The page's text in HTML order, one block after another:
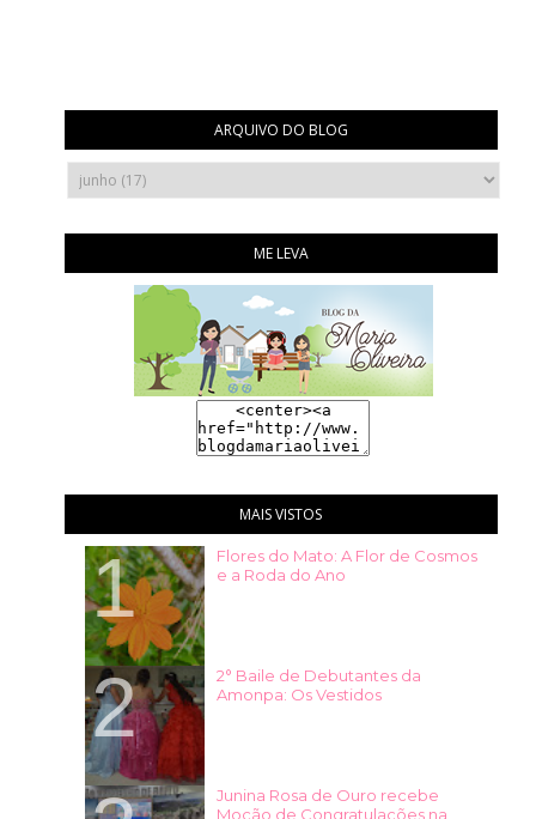
ARQUIVO DO BLOG
ME LEVA
MAIS VISTOS
Flores do Mato: A Flor de Cosmos
e a Roda do Ano
2° Baile de Debutantes da
Amonpa: Os Vestidos
Junina Rosa de Ouro recebe
Moção de Congratulações na